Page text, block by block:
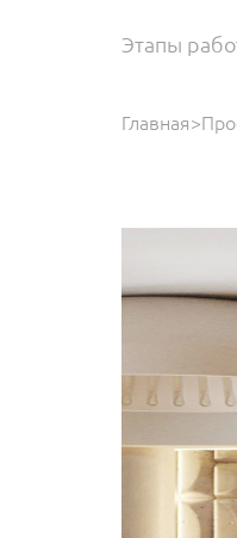
Этапы
Главная>